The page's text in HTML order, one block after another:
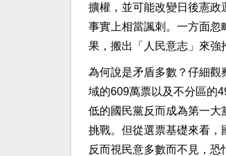
擴權，並可能改變日後憲
事實上相當諷刺。一方面
果，搬出「人民意志」來強
為何說是矛盾多數？仔細
域的609萬票以及不分區的
低的國民黨反而成為第一
挑戰。但從選票基礎來看
反而視民意多數而不見，恐